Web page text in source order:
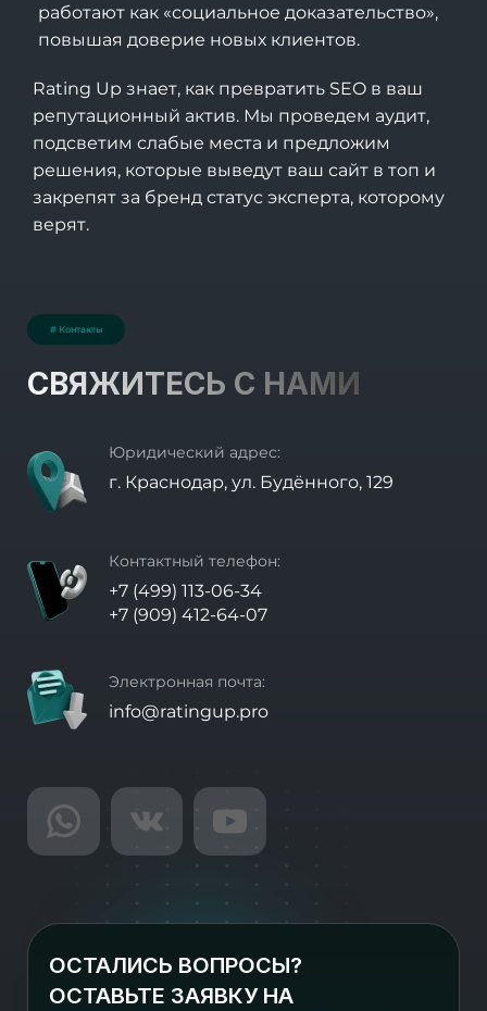
работают как «социальное доказательство»,
повышая доверие новых клиентов.
Rating Up знает, как превратить SEO в ваш
репутационный актив. Мы проведем аудит,
подсветим слабые места и предложим
решения, которые выведут ваш сайт в топ и
закрепят за бренд статус эксперта, которому
верят.
# Контакты
СВЯЖИТЕСЬ С НАМИ
Юридический адрес:
г. Краснодар, ул. Будённого, 129
Контактный телефон:
+7 (499) 113-06-34
+7 (909) 412-64-07
Электронная почта:
info@ratingup.pro
ОСТАЛИСЬ ВОПРОСЫ?
ОСТАВЬТЕ ЗАЯВКУ НА